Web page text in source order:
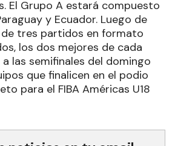
El Grupo A estará compuesto
y Ecuador. Luego de
tres partidos en formato
los dos mejores de cada
las semifinales del domingo
que finalicen en el podio
para el FIBA Américas U18